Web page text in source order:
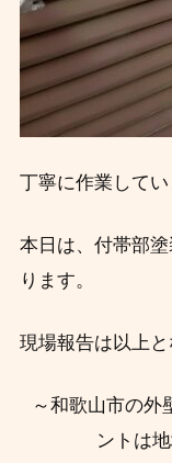
丁寧に作業してい
本日は、付帯部
ります。
現場報告は以上と
～和歌山市の外
ントは